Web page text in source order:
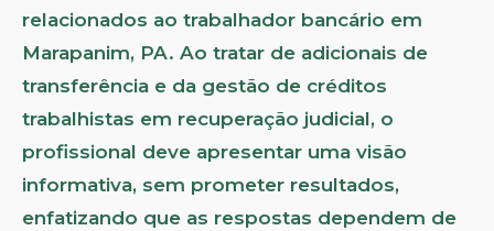
relacionados ao trabalhador bancário em
Marapanim, PA. Ao tratar de adicionais de
transferência e da gestão de créditos
trabalhistas em recuperação judicial, o
profissional deve apresentar uma visão
informativa, sem prometer resultados,
enfatizando que as respostas dependem de